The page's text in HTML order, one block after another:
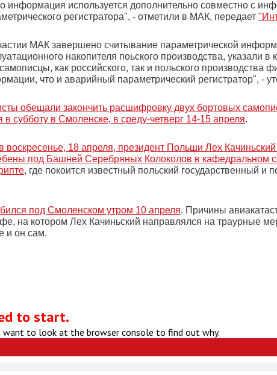
информация используется дополнительно совместно с
регистратора", - отметили в МАК, передает
МАК завершено считывание параметрической
накопителя поьского производства, указали в
как российского, так и польского производства
что и аварийный параметрический регистратор", -
обещали закончить расшифровку двух бортовых
субботу в Смоленске, в среду-четверг 14-15 апреля.
в воскресенье, 18 апреля, президент Польши Лех
под Башней Серебряных Колоколов в кафедральном
, где покоится известный польский государственный и
под Смоленском утром 10 апреля. Причины
на котором Лех Качиньский направлялся на траурные
и он сам.
to start.
to look at the browser console to find out why.